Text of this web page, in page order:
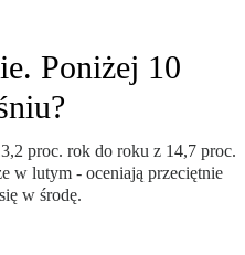
Poniżej 10
proc. rok do roku z 14,7 proc.
w lutym - oceniają przeciętnie
w środę.